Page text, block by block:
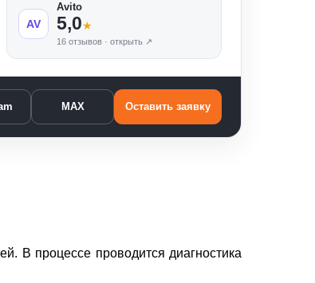
AV
Avito
5,0★
16 отзывов · открыть ↗
MAX Оставить заявку
В процессе проводится диагностика